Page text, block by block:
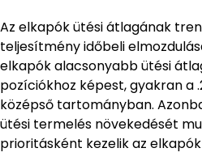
Az elkapók ütési átlagának
teljesítmény időbeli
elkapók alacsonyabb ütési
pozíciókhoz képest, gyakran a
középső tartományban.
ütési termelés növekedését
prioritásként kezelik az